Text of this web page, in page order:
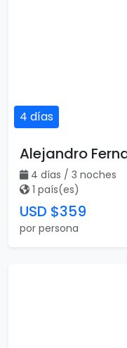
4 días
Alejandro
4 días / 3 noches
1 país(es)
USD $359
por persona